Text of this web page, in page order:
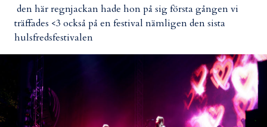
den här regnjackan hade hon på sig första gången vi
träffades <3 också på en festival nämligen den sista
hulsfredsfestivalen